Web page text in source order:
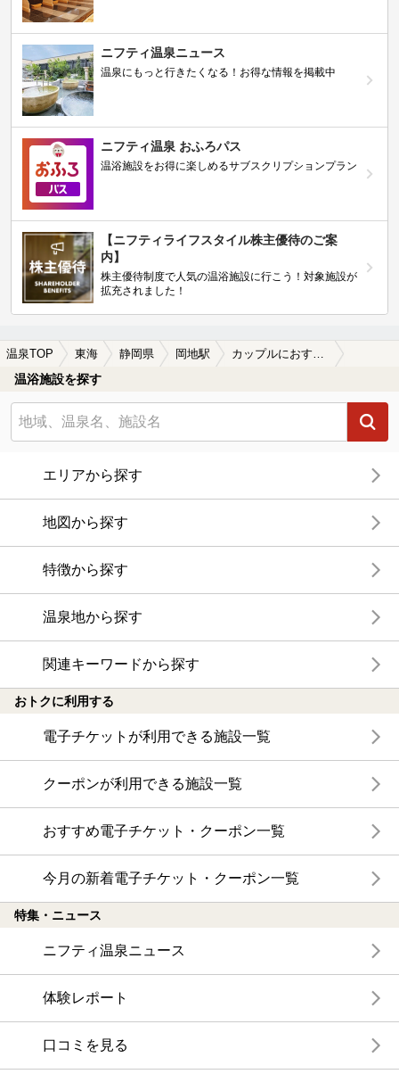
ニフティ温泉ニュース
温泉にもっと行きたくなる！お得な情報を掲載中
ニフティ温泉 おふろパス
温浴施設をお得に楽しめるサブスクリプションプラン
【ニフティライフスタイル株主優待のご案
内】
株主優待制度で人気の温浴施設に行こう！対象施設が
拡充されました！
温泉TOP 東海 静岡県 岡地駅 カップルにおすすめの岡地駅近くの温泉、日帰り温泉、スーパー銭湯おすすめ
温浴施設を探す
エリアから探す
地図から探す
特徴から探す
温泉地から探す
関連キーワードから探す
おトクに利用する
電子チケットが利用できる施設一覧
クーポンが利用できる施設一覧
おすすめ電子チケット・クーポン一覧
今月の新着電子チケット・クーポン一覧
特集・ニュース
ニフティ温泉ニュース
体験レポート
口コミを見る